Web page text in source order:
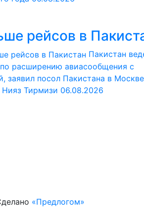
рейсов в
Пакистан
расширению авиасообщения с
заявил посол Пакистана в Москве
Тирмизи 06.08.2026
«Предлогом»